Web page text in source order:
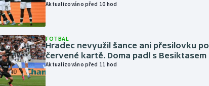
Aktualizováno před 10 hod
FOTBAL
Hradec nevyužil šance ani přesilovku po
červené kartě. Doma padl s Besiktasem
Aktualizováno před 11 hod